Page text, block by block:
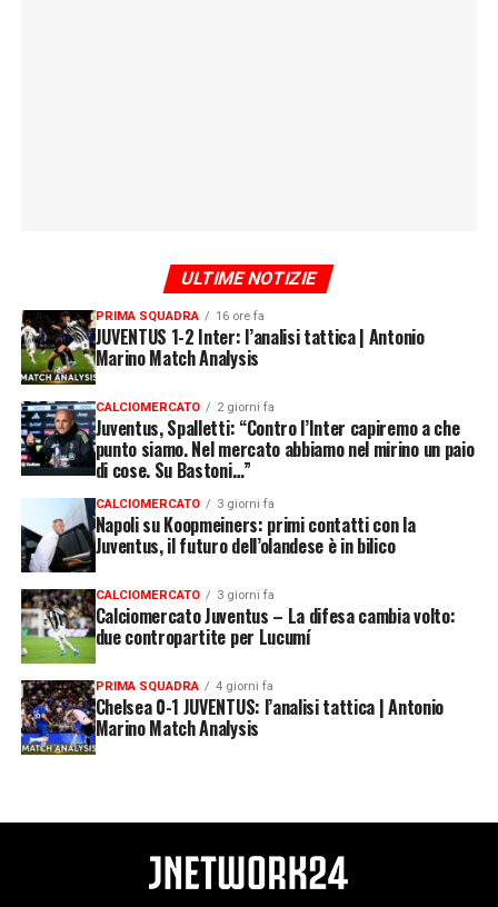
ULTIME NOTIZIE
PRIMA SQUADRA 16 ore fa
JUVENTUS 1-2 Inter: l’analisi tattica | Antonio
Marino Match Analysis
CALCIOMERCATO 2 giorni fa
Juventus, Spalletti: “Contro l’Inter capiremo a che
punto siamo. Nel mercato abbiamo nel mirino un paio
di cose. Su Bastoni…”
CALCIOMERCATO 3 giorni fa
Napoli su Koopmeiners: primi contatti con la
Juventus, il futuro dell’olandese è in bilico
CALCIOMERCATO 3 giorni fa
Calciomercato Juventus – La difesa cambia volto:
due contropartite per Lucumí
PRIMA SQUADRA 4 giorni fa
Chelsea 0-1 JUVENTUS: l’analisi tattica | Antonio
Marino Match Analysis